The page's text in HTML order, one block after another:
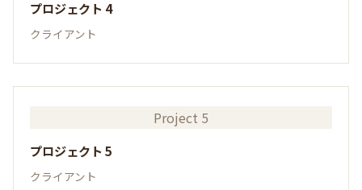
プロジェクト 4
クライアント
Project 5
プロジェクト 5
クライアント